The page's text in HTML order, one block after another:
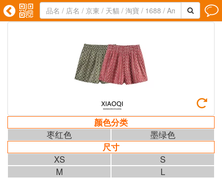
   

颜色分类
枣红色
墨绿色
尺寸
XS
S
M
L